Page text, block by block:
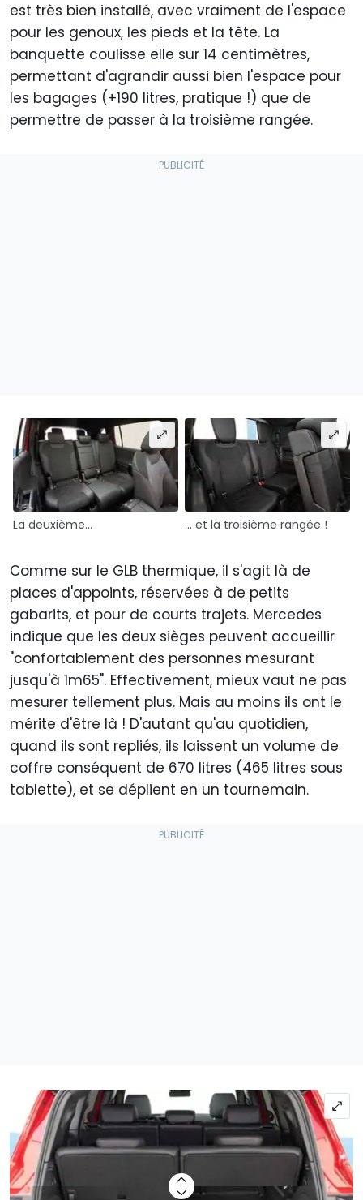
est très bien installé, avec vraiment de l'espace
pour les genoux, les pieds et la tête. La
banquette coulisse elle sur 14 centimètres,
permettant d'agrandir aussi bien l'espace pour
les bagages (+190 litres, pratique !) que de
permettre de passer à la troisième rangée.
La deuxième... ... et la troisième rangée !
Comme sur le GLB thermique, il s'agit là de
places d'appoints, réservées à de petits
gabarits, et pour de courts trajets. Mercedes
indique que les deux sièges peuvent accueillir
"confortablement des personnes mesurant
jusqu'à 1m65". Effectivement, mieux vaut ne pas
mesurer tellement plus. Mais au moins ils ont le
mérite d'être là ! D'autant qu'au quotidien,
quand ils sont repliés, ils laissent un volume de
coffre conséquent de 670 litres (465 litres sous
tablette), et se déplient en un tournemain.